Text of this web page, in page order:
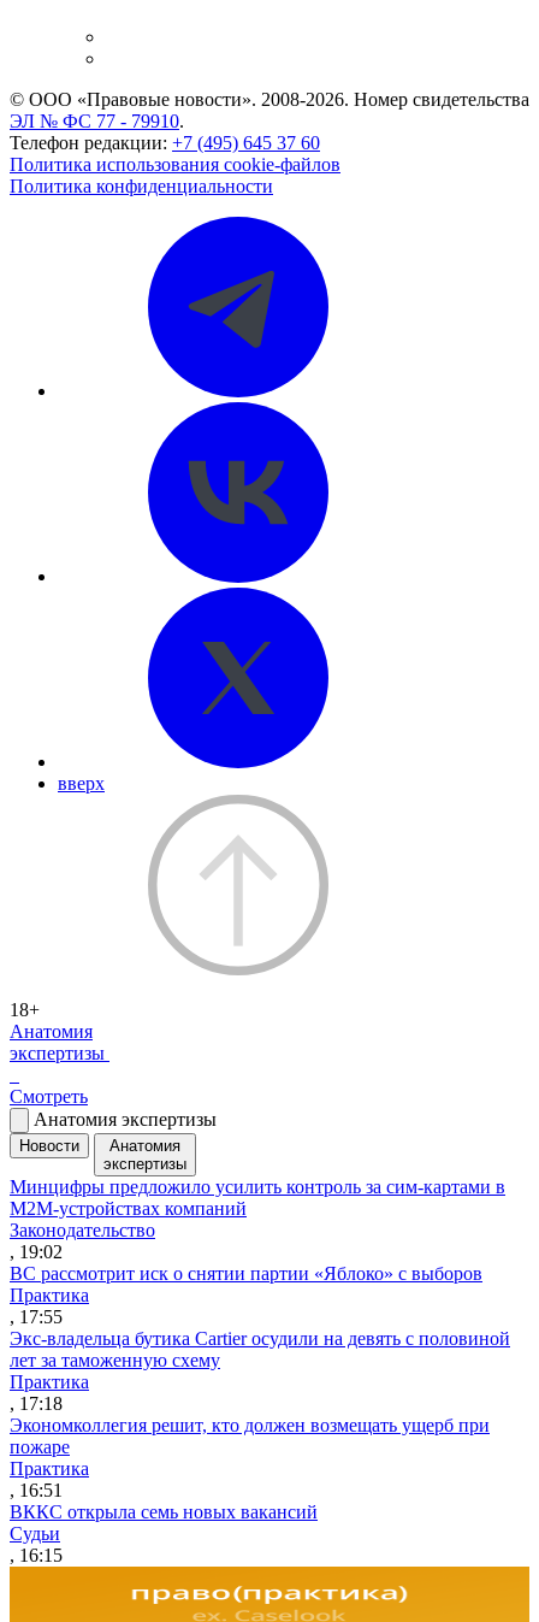
© ООО «Правовые новости». 2008-2026. Номер свидетельства
ЭЛ № ФС 77 - 79910.
Телефон редакции: +7 (495) 645 37 60
Политика использования cookie-файлов
Политика конфиденциальности
вверх
18+
Анатомия
экспертизы
Смотреть
Анатомия экспертизы
Новости
Анатомия
экспертизы
Минцифры предложило усилить контроль за сим-картами в
M2M-устройствах компаний
Законодательство
, 19:02
ВС рассмотрит иск о снятии партии «Яблоко» с выборов
Практика
, 17:55
Экс-владельца бутика Cartier осудили на девять с половиной
лет за таможенную схему
Практика
, 17:18
Экономколлегия решит, кто должен возмещать ущерб при
пожаре
Практика
, 16:51
ВККС открыла семь новых вакансий
Судьи
, 16:15